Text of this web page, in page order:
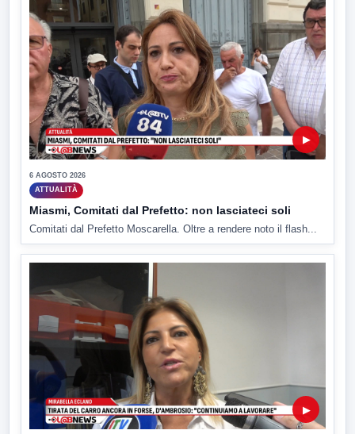
▶
6 AGOSTO 2026
ATTUALITÀ
Miasmi, Comitati dal Prefetto: non lasciateci soli
Comitati dal Prefetto Moscarella. Oltre a rendere noto il flash...
▶